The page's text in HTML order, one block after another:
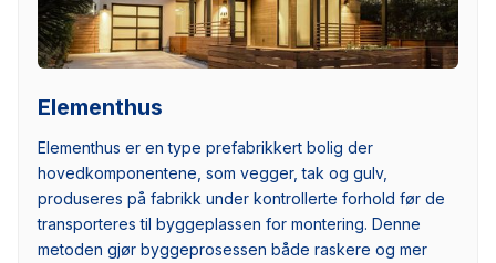
Elementhus
Elementhus er en type prefabrikkert bolig der
hovedkomponentene, som vegger, tak og gulv,
produseres på fabrikk under kontrollerte forhold før de
transporteres til byggeplassen for montering. Denne
metoden gjør byggeprosessen både raskere og mer